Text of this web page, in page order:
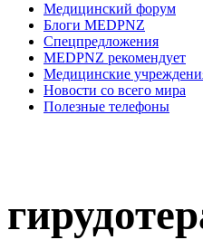
Медицинский форум
Блоги MEDPNZ
Спецпредложения
MEDPNZ рекомендует
Медицинские
Новости со всего мира
Полезные телефоны